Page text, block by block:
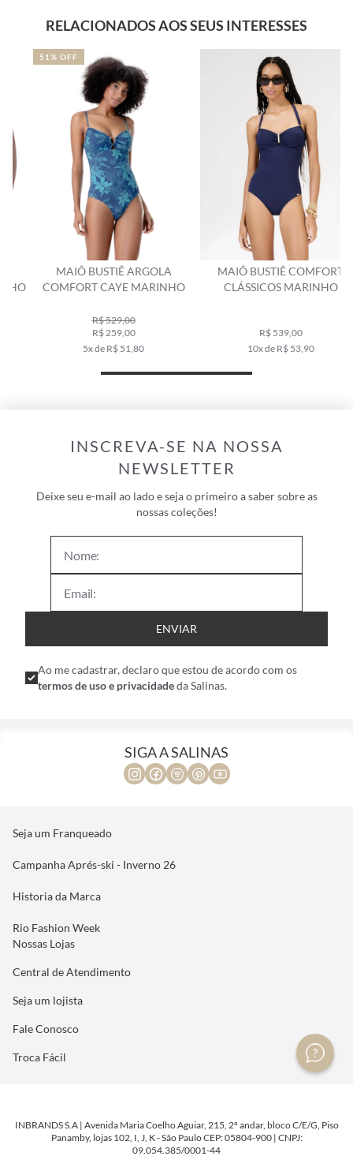
RELACIONADOS AOS SEUS INTERESSES
MAIÔ BUSTIÊ ARGOLA
COMFORT CAYE MARINHO
R$ 529,00
R$ 259,00
5x de R$ 51,80
51% OFF
MAIÔ BUSTIÊ COMFORT
CLÁSSICOS MARINHO
R$ 539,00
10x de R$ 53,90
INSCREVA-SE NA NOSSA
NEWSLETTER
Deixe seu e-mail ao lado e seja o primeiro a saber sobre as
nossas coleções!
ENVIAR
Ao me cadastrar, declaro que estou de acordo com os
termos de uso e privacidadeda Salinas.
SIGA A SALINAS
Seja um Franqueado
Campanha Aprés-ski - Inverno 26
Historia da Marca
Rio Fashion Week
Nossas Lojas
Central de Atendimento
Seja um lojista
Fale Conosco
Troca Fácil
INBRANDS S.A | Avenida Maria Coelho Aguiar, 215, 2º andar, bloco C/E/G, Piso
Panamby, lojas 102, I, J, K - São Paulo CEP: 05804-900 | CNPJ:
09.054.385/0001-44